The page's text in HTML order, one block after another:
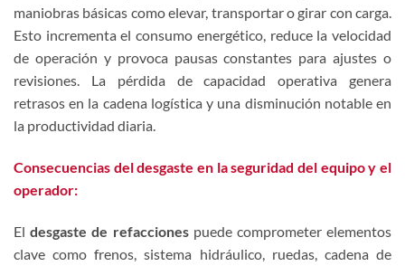
maniobras básicas como elevar, transportar o girar con carga.
Esto incrementa el consumo energético, reduce la velocidad
de operación y provoca pausas constantes para ajustes o
revisiones. La pérdida de capacidad operativa genera
retrasos en la cadena logística y una disminución notable en
la productividad diaria.
Consecuencias del desgaste en la seguridad del equipo y el
operador:
Eldesgaste de refaccionespuede comprometer elementos
clave como frenos, sistema hidráulico, ruedas, cadena de